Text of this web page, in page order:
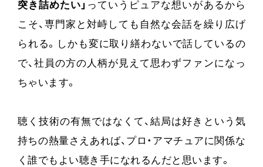
突き詰めたい」 っていうピュアな想いがあるから
こそ、専門家と対峙しても自然な会話を繰り広げ
られる。しかも変に取り繕わないで話しているの
で、社員の方の人柄が見えて思わずファンになっ
ちゃいます。
聴く技術の有無ではなくて、結局は好きという気
持ちの熱量さえあれば、プロ・アマチュアに関係な
く誰でもよい聴き手になれるんだと思います。